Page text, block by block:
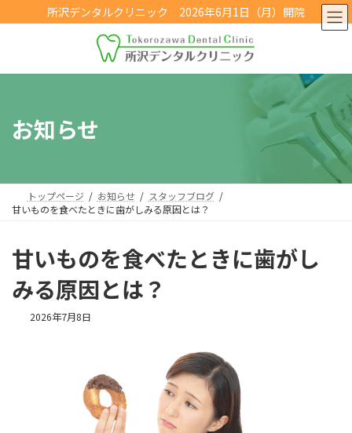
ン
ツ
ビ
シ
所沢デンタルクリニック 2026年6月1日（月）開院
お知らせ
トップページ お知らせ
スタッフブログ
甘いものを食べたときに歯がしみる原因とは？
甘いものを食べたときに歯がし
みる原因とは？
2026年7月8日